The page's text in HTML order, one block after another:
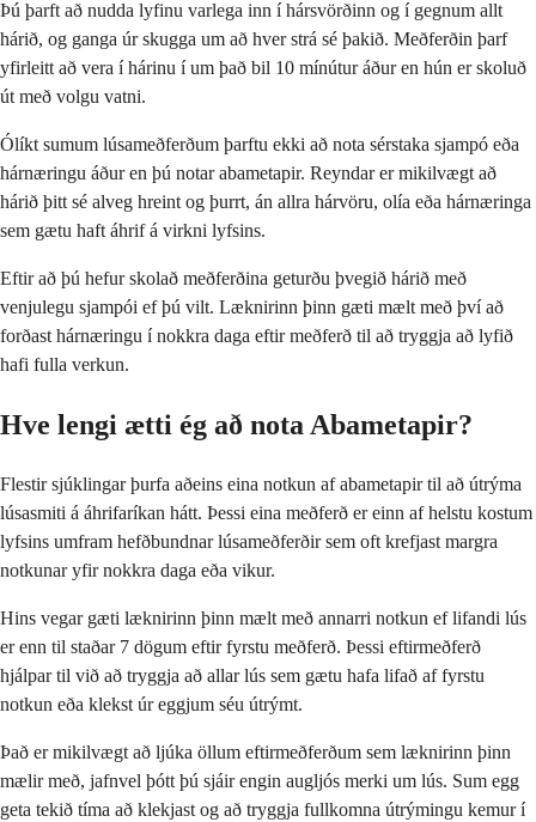
Þú þarft að nudda lyfinu varlega inn í hársvörðinn og í gegnum allt
hárið, og ganga úr skugga um að hver strá sé þakið. Meðferðin þarf
yfirleitt að vera í hárinu í um það bil 10 mínútur áður en hún er skoluð
út með volgu vatni.
Ólíkt sumum lúsameðferðum þarftu ekki að nota sérstaka sjampó eða
hárnæringu áður en þú notar abametapir. Reyndar er mikilvægt að
hárið þitt sé alveg hreint og þurrt, án allra hárvöru, olía eða hárnæringa
sem gætu haft áhrif á virkni lyfsins.
Eftir að þú hefur skolað meðferðina geturðu þvegið hárið með
venjulegu sjampói ef þú vilt. Læknirinn þinn gæti mælt með því að
forðast hárnæringu í nokkra daga eftir meðferð til að tryggja að lyfið
hafi fulla verkun.
Hve lengi ætti ég að nota Abametapir?
Flestir sjúklingar þurfa aðeins eina notkun af abametapir til að útrýma
lúsasmiti á áhrifaríkan hátt. Þessi eina meðferð er einn af helstu kostum
lyfsins umfram hefðbundnar lúsameðferðir sem oft krefjast margra
notkunar yfir nokkra daga eða vikur.
Hins vegar gæti læknirinn þinn mælt með annarri notkun ef lifandi lús
er enn til staðar 7 dögum eftir fyrstu meðferð. Þessi eftirmeðferð
hjálpar til við að tryggja að allar lús sem gætu hafa lifað af fyrstu
notkun eða klekst úr eggjum séu útrýmt.
Það er mikilvægt að ljúka öllum eftirmeðferðum sem læknirinn þinn
mælir með, jafnvel þótt þú sjáir engin augljós merki um lús. Sum egg
geta tekið tíma að klekjast og að tryggja fullkomna útrýmingu kemur í